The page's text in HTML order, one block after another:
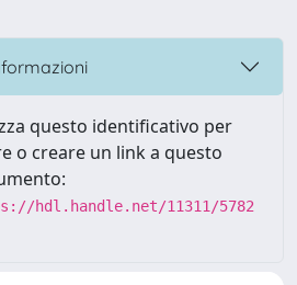
questo identificativo per
o creare un link a questo
hdl.handle.net/11311/5782